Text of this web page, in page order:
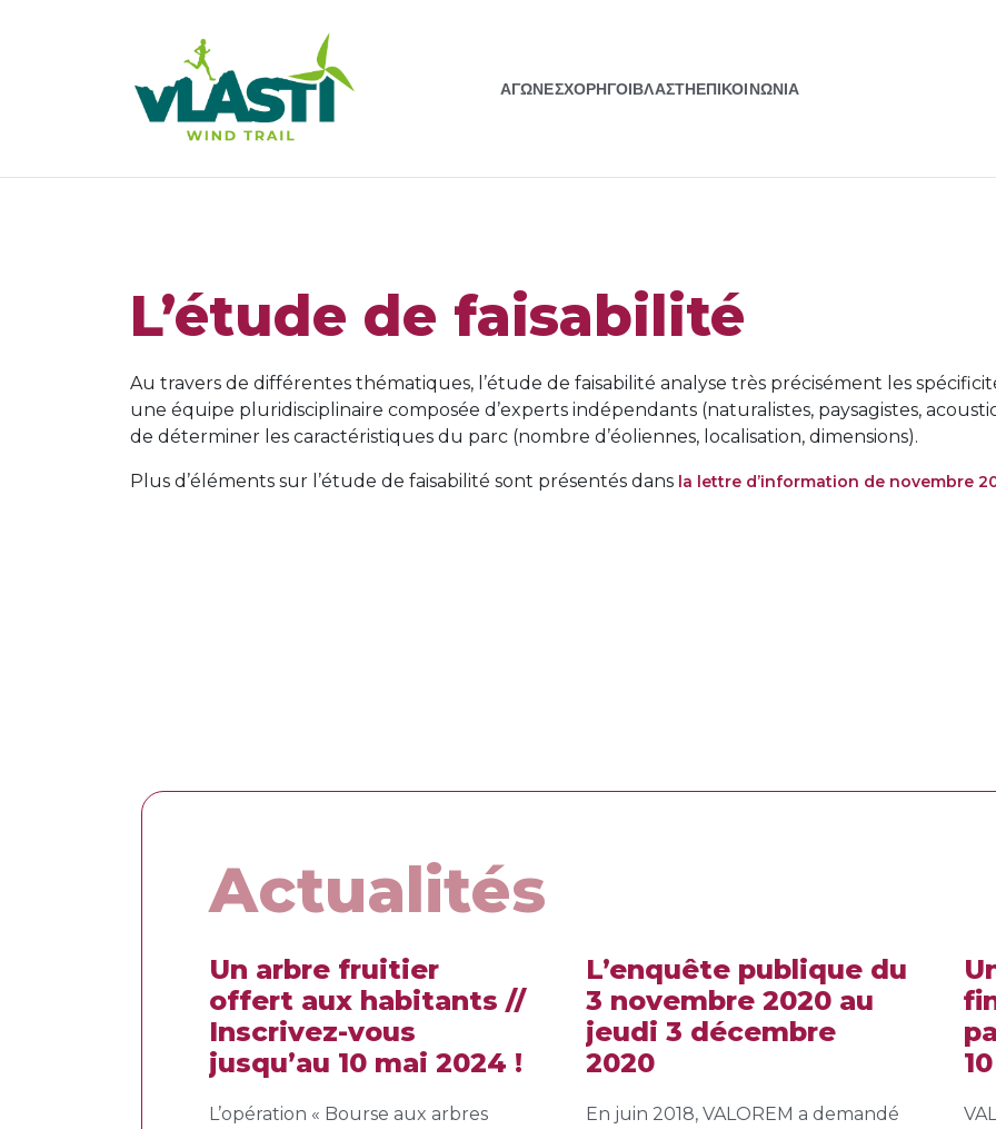
ΑΓΩΝΕΣΧΟΡΗΓΟΙΒΛΑΣΤΗΕΠΙΚΟΙΝΩΝΙΑ
L’étude de faisabilité
Au travers de différentes thématiques, l’étude de faisabilité analyse très précisément les
une équipe pluridisciplinaire composée d’experts indépendants (naturalistes, paysagistes,
de déterminer les caractéristiques du parc (nombre d’éoliennes, localisation, dimensions).
Plus d’éléments sur l’étude de faisabilité sont présentés dans la lettre d’information de novembre
Actualités
Un arbre fruitier
offert aux habitants //
Inscrivez-vous
jusqu’au 10 mai 2024 !
L’opération « Bourse aux arbres
L’enquête publique du
3 novembre 2020 au
jeudi 3 décembre
2020
En juin 2018, VALOREM a demandé